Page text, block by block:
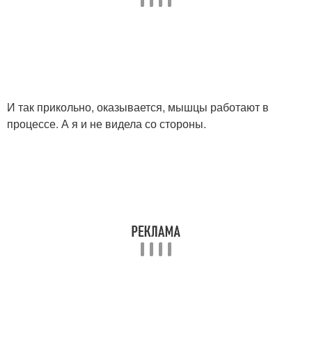
И так прикольно, оказывается, мышцы работают в
процессе. А я и не видела со стороны.